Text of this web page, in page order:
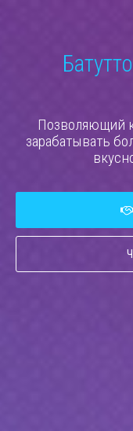
Батутто
Позволяющий
зарабатывать